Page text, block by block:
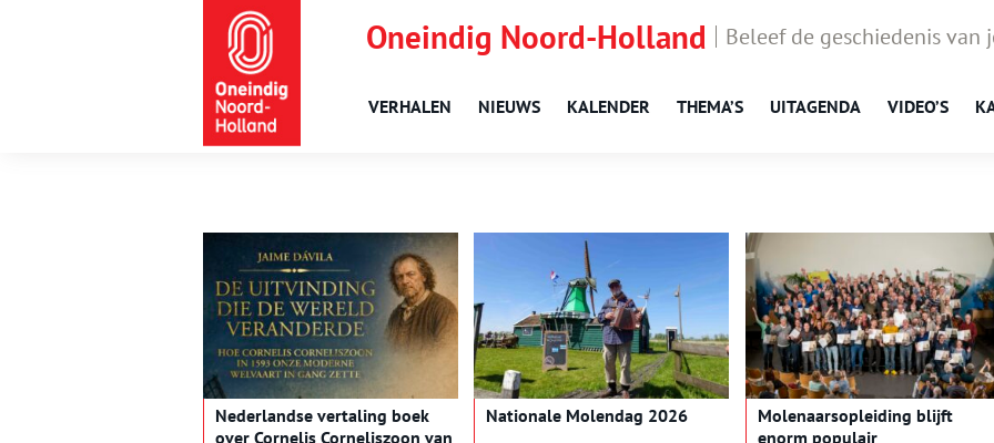
Oneindig Noord-Holland Beleef de geschiedenis van
VERHALEN NIEUWS KALENDER THEMA’S UITAGENDA VIDEO’S
Nederlandse vertaling boek
over Cornelis Corneliszoon van
Nationale Molendag 2026
Molenaarsopleiding blijft
enorm populair